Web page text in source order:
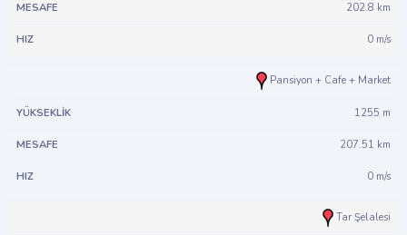
202.8 km
0 m/s
Pansiyon + Cafe + Market
1255 m
207.51 km
0 m/s
Tar Şelalesi